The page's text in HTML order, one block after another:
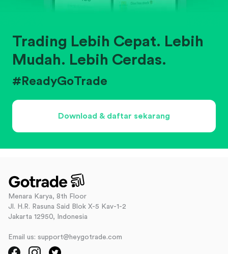
Trading Lebih Cepat. Lebih
Mudah. Lebih Cerdas.
#ReadyGoTrade
Download & daftar sekarang
Menara Karya, 8th Floor
Jl. H.R. Rasuna Said Blok X-5 Kav-1-2
Jakarta 12950, Indonesia
Email us: support@heygotrade.com